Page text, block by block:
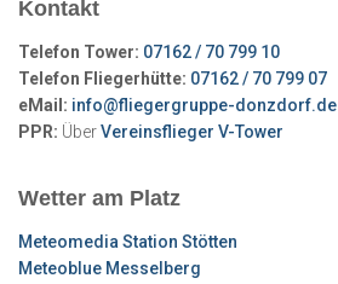
Kontakt
Telefon Tower: 07162 / 70 799 10
Telefon Fliegerhütte: 07162 / 70 799 07
eMail: info@fliegergruppe-donzdorf.de
PPR: ÜberVereinsflieger V-Tower
Wetter am Platz
Meteomedia Station Stötten
Meteoblue Messelberg